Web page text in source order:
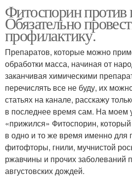
Фитоспорин
Обязательно
профилактику.
Препаратов, которые можно
обработки масса, начиная от
заканчивая химическими
перечислять все не буду, их
статьях на канале, расскажу
в последнее время сам. На моем
«прижился» Фитоспорин,
в одно и то же время именно для
фитофторы, гнили, мучнистой
ржавчины и прочих заболеваний
августовских дождей.